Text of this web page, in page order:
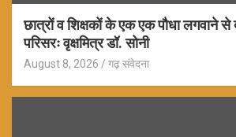
छात्रों व शिक्षकों के एक एक पौधा लगवाने से
परिसरः वृक्षमित्र डॉ. सोनी
August 8, 2026 गढ़ संवेदना